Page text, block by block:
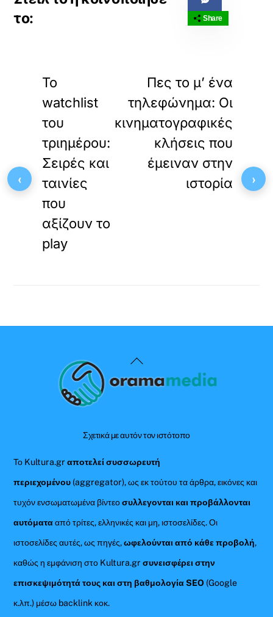
Share
Το
watchlist
του
τριημέρου:
Σειρές και
ταινίες
που
αξίζουν το
play
Πες το μ’ ένα
τηλεφώνημα: Οι
κινηματογραφικές
κλήσεις που
έμειναν στην
ιστορία
Back
To
Σχετικά με αυτόν τον ιστότοπο
Το Kultura.grαποτελεί συσσωρευτή
περιεχομένου (aggregator), ως εκ τούτου τα άρθρα, εικόνες και
τυχόν ενσωματωμένα βίντεοσυλλεγονται και προβάλλονται
αυτόματααπό τρίτες, ελληνικές και μη, ιστοσελίδες. Οι
ιστοσελίδες αυτές, ως πηγές,ωφελούνται από κάθε προβολή,
καθώς η εμφάνιση στο Kultura.gr συνεισφέρει στην
επισκεψιμότητά τους και στη βαθμολογία SEO (Google
κ.λπ.) μέσω backlink κοκ.
‹ ›